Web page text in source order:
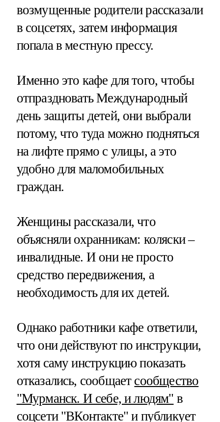
возмущенные родители рассказали
в соцсетях, затем информация
попала в местную прессу.
Именно это кафе для того, чтобы
отпраздновать Международный
день защиты детей, они выбрали
потому, что туда можно подняться
на лифте прямо с улицы, а это
удобно для маломобильных
граждан.
Женщины рассказали, что
объясняли охранникам: коляски –
инвалидные. И они не просто
средство передвижения, а
необходимость для их детей.
Однако работники кафе ответили,
что они действуют по инструкции,
хотя саму инструкцию показать
отказались, сообщает сообщество
"Мурманск. И себе, и людям" в
соцсети "ВКонтакте" и публикует